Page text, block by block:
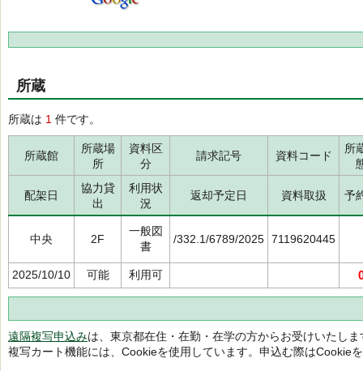
所蔵
所蔵は 1 件です。
所蔵館
所蔵場
所
資料区
分
請求記号 資料コード
所
配架日
協力貸
出
利用状
況
返却予定日 資料取扱 予
中央 2F
一般図
書
/332.1/6789/2025 7119620445
2025/10/10 可能 利用可
遠隔複写申込みは、東京都在住・在勤・在学の方からお受けいたしま
複写カート機能には、Cookieを使用しています。申込む際はCookie